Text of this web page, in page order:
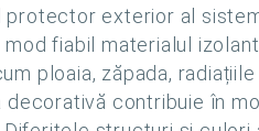
exterior al
fiabil materialul
ploaia, zăpada,
contribuie în